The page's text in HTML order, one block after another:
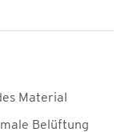
Material
Belüftung